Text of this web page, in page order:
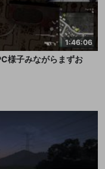
1:46:06
様子みながらまずお